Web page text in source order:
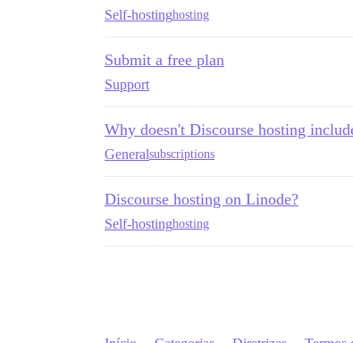
Self-hostinghosting
Submit a free plan
Support
Why doesn't Discourse hosting
Generalsubscriptions
Discourse hosting on Linode?
Self-hostinghosting